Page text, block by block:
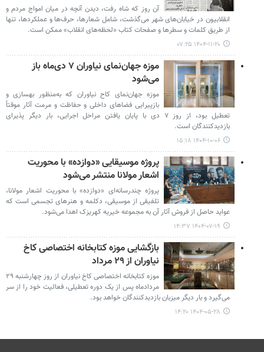
آن روز که شاه رفت، دیدن آنچه در میان امواج مردم و
انقلابیون در خیابان‌های شهر می‌گذشت، شامل شعارها، حرف‌ها و عملکردها، تنها
از طریق کلمات و سطرها و صفحات کتاب «لحظه‌های انقلاب» ممکن است.
۱۴۰۴-۱۱-۲۰ ۰۷:۲۵
موزه جهان‌نمای نیاوران ۷ دی‌ماه باز
می‌شود
موزه جهان‌نمای کاح نیاوران که به‌منظور بهسازی و
بازپیرایی فضاهای داخلی و حفاظت و مرمت آثار موقتاً
تعطیل بود، از روز ۷ دی‌ با پایان یافتن مراحل اجرایی، بار دیگر پذیرای
بازدیدکنندگان است.
۱۴۰۴-۱۰-۰۶ ۱۵:۱۸
پروژه موسیقایی «دوازده» با محوریت
اشعار مولانا منتشر می‌شود
پروژه چندرسانه‌ای «دوازده» با محوریت اشعار مولانا،
تلفیقی از موسیقی، دکلمه و هنرهای تجسمی است که
عواید حاصل از فروش آثار آن به مجموعه خیریه کهریزک اهدا می‌شود.
۱۴۰۴-۰۷-۱۹ ۱۴:۳۷
بازگشایی موزه کتابخانه اختصاصی کاخ
نیاوران از ۲۹ مرداد
موزه کتابخانه اختصاصی کاخ نیاوران از روز چهارشنبه ۲۹
مردادماه پس از یک دوره تعطیلی، فعالیت خود را از سر
می‌گیرد و بار دیگر میزبان بازدیدکنندگان خواهد بود.
۱۴۰۴-۰۵-۲۸ ۱۴:۲۰